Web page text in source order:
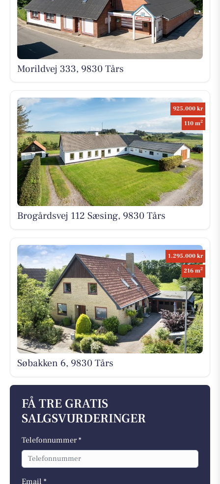
Morildvej 333, 9830 Tårs
925.000 kr
110 m2
Brogårdsvej 112 Sæsing, 9830 Tårs
1.295.000 kr
216 m2
Søbakken 6, 9830 Tårs
FÅ TRE GRATIS
SALGSVURDERINGER
Telefonnummer *
Email *